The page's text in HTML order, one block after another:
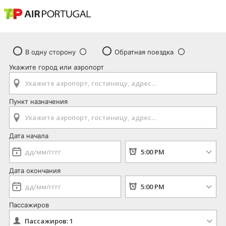
В одну сторону
Обратная поездка
Укажите город или аэропорт
Пункт назначения
Дата начала
Дата окончания
Пассажиров